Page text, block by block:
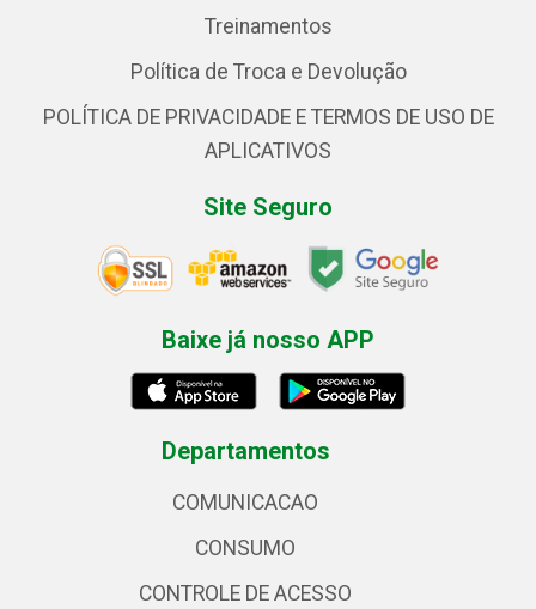
Treinamentos
Política de Troca e Devolução
POLÍTICA DE PRIVACIDADE E TERMOS DE USO DE
APLICATIVOS
Site Seguro
Baixe já nosso APP
Departamentos
COMUNICACAO
CONSUMO
CONTROLE DE ACESSO